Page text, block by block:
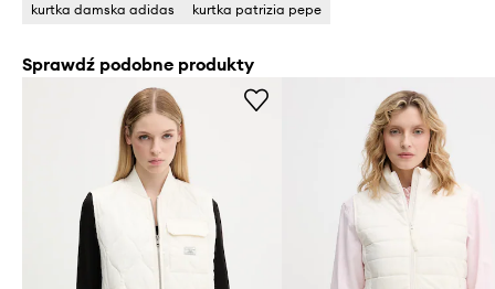
kurtka damska adidas
kurtka patrizia pepe
Sprawdź podobne produkty